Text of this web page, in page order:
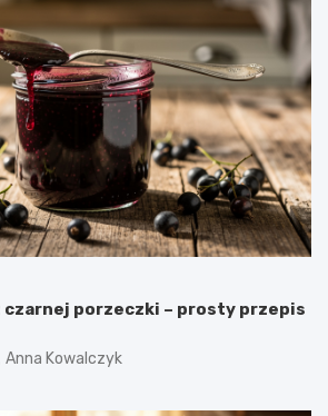
czarnej porzeczki – prosty przepis
Anna Kowalczyk